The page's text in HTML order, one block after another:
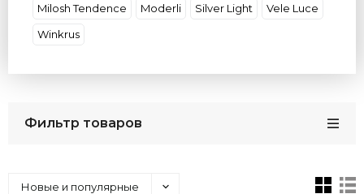
Milosh Tendence
Moderli Silver Light
Vele Luce
Winkrus
Фильтр товаров
Новые и популярные